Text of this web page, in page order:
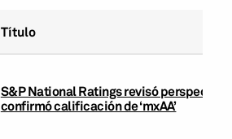
Título
S&P National Ratings revisó
confirmó calificación de ‘mxAA’